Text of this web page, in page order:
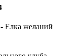
Елка желаний